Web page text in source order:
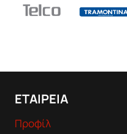
ΕΤΑΙΡΕΙΑ
Προφίλ